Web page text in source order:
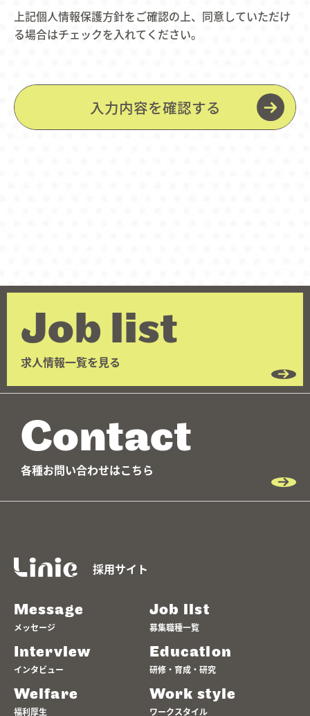
上記個人情報保護方針をご確認の上、同意していただけ
る場合はチェックを入れてください。
Contact
各種お問い合わせはこちら
Job list
求人情報一覧を見る
採用サイト
Message
メッセージ
Job list
募集職種一覧
Interview
インタビュー
Education
研修・育成・研究
Welfare
福利厚生
Work style
ワークスタイル